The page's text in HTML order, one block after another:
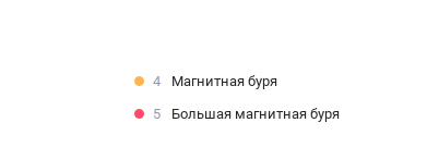
4
Магнитная буря
5
Большая магнитная буря